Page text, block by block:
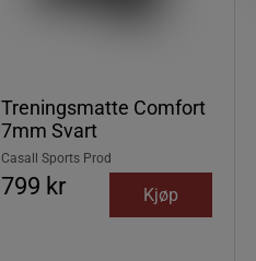
Treningsmatte Comfort
7mm Svart
Casall Sports Prod
799 kr Kjøp